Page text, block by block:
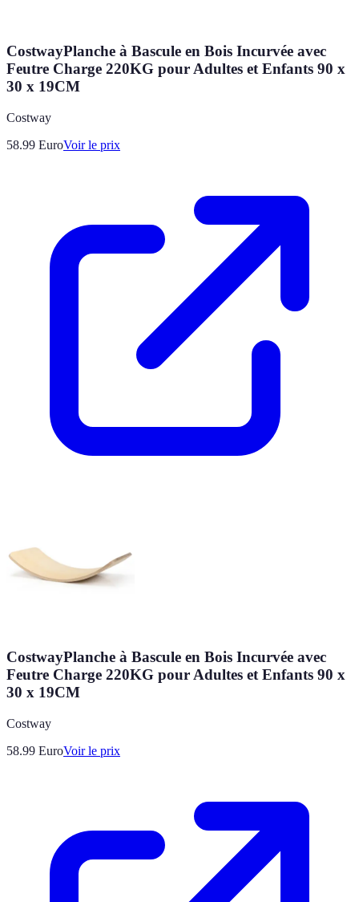
CostwayPlanche à Bascule en Bois Incurvée avec
Feutre Charge 220KG pour Adultes et Enfants 90 x
30 x 19CM
Costway
58.99 EuroVoir le prix
CostwayPlanche à Bascule en Bois Incurvée avec
Feutre Charge 220KG pour Adultes et Enfants 90 x
30 x 19CM
Costway
58.99 EuroVoir le prix